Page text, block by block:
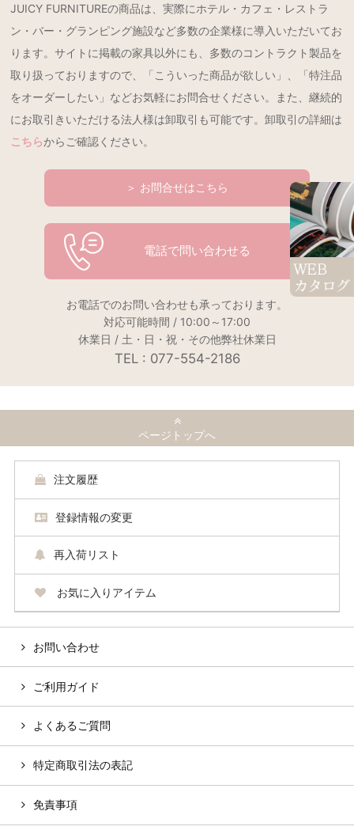
JUICY FURNITUREの商品は、実際にホテル・カフェ・レストラ
ン・バー・グランピング施設など多数の企業様に導入いただいてお
ります。サイトに掲載の家具以外にも、多数のコントラクト製品を
取り扱っておりますので、「こういった商品が欲しい」、「特注品
をオーダーしたい」などお気軽にお問合せください。また、継続的
にお取引きいただける法人様は卸取引も可能です。卸取引の詳細は
こちらからご確認ください。
＞ お問合せはこちら
電話で問い合わせる
お電話でのお問い合わせも承っております。
対応可能時間 / 10:00～17:00
休業日 / 土・日・祝・その他弊社休業日
TEL : 077-554-2186
ページトップへ
注文履歴
登録情報の変更
再入荷リスト
お気に入りアイテム
お問い合わせ
ご利用ガイド
よくあるご質問
特定商取引法の表記
免責事項